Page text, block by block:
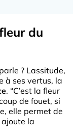
du
? Lassitude,
à ses vertus, la
. “C’est la fleur
de fouet, si
elle permet de
la